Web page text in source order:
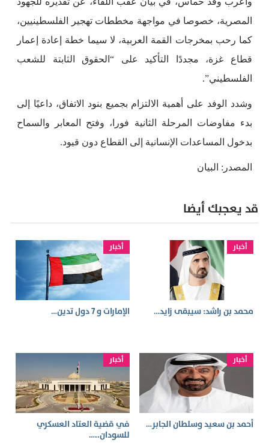
المصرية، خصوصا في مواجهة مخططات تهجير الفلسطينيين،
كما رحب بمخرجات القمة العربية، لا سيما خطة إعادة إعمار
قطاع غزة، مجددًا التأكيد على “الحقوق الثابتة للشعب
الفلسطيني”.
وشدد الوفد على أهمية الالتزام بجميع بنود الاتفاق، داعيًا إلى
بدء مفاوضات المرحلة الثانية فورا، وفتح المعابر والسماح
بدخول المساعدات الإنسانية إلى القطاع دون قيود.
المصدر: البيان
قد يعجبك أيضا
أخبار
محمد بن راشد: سيبقى زايد…
أخبار
الإمارات و 7 دول تدين…
أخبار
أحمد بن سعيد وسلطان الجابر…
أخبار
في قضية العتاد العسكري
للسودان..…